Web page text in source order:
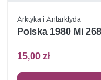
Arktyka i Antarktyda
Polska 1980 Mi
15,00 zł